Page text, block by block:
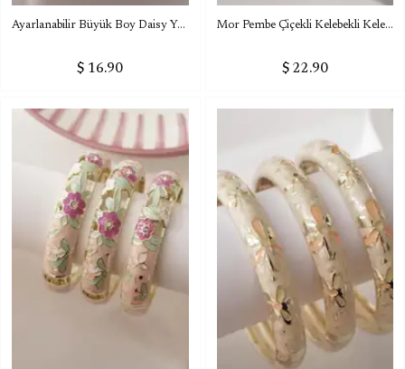
Ayarlanabilir Büyük Boy Daisy Yüzük
$ 16.90
Mor Pembe Çiçekli Kelebekli Kelepçe Bileklik
$ 22.90